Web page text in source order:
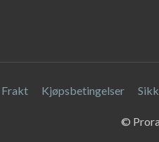
Frakt Kjøpsbetingelser
©